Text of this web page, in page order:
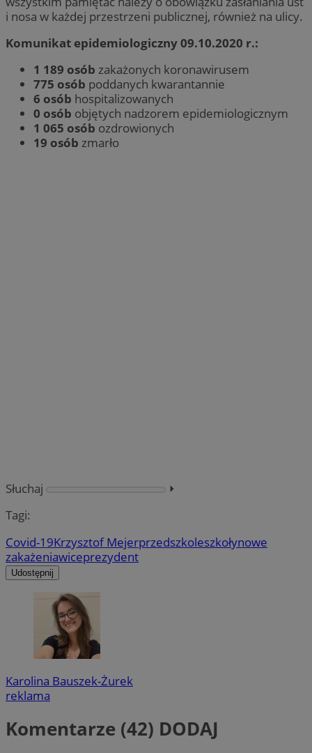
i nosa w każdej przestrzeni publicznej, również na ulicy.
Komunikat epidemiologiczny 09.10.2020 r.:
1 189 osób zakażonych koronawirusem
775 osób poddanych kwarantannie
6 osób hospitalizowanych
0 osób objętych nadzorem epidemiologicznym
1 065 osób ozdrowionych
19 osób zmarło
Słuchaj
⏵︎
Tagi:
Covid-19Krzysztof Mejerprzedszkoleszkołynowe
zakażeniawiceprezydent
Udostępnij
Karolina Bauszek-Żurek
reklama
Komentarze (42) DODAJ